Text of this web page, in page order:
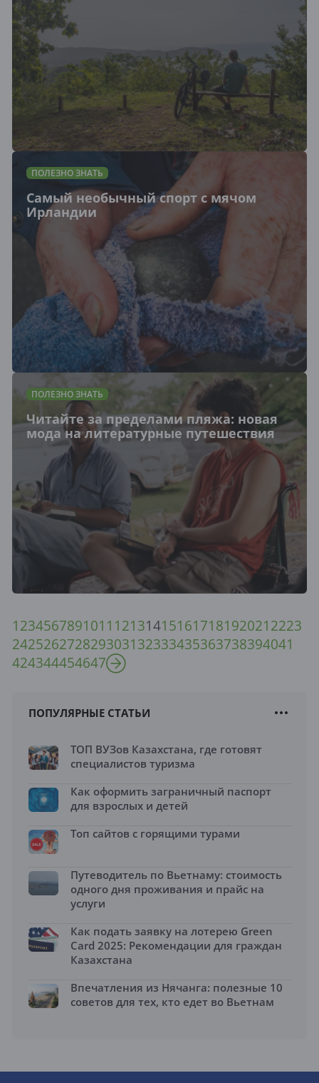
ПОЛЕЗНО ЗНАТЬ
Самый необычный спорт с мячом
Ирландии
ПОЛЕЗНО ЗНАТЬ
Читайте за пределами пляжа: новая
мода на литературные путешествия
1234567891011 121314151617181920212223
242526272829303132333435363738394041
424344454647
ПОПУЛЯРНЫЕ СТАТЬИ
ТОП ВУЗов Казахстана, где готовят
специалистов туризма
Как оформить заграничный паспорт
для взрослых и детей
Топ сайтов с горящими турами
Путеводитель по Вьетнаму: стоимость
одного дня проживания и прайс на
услуги
Как подать заявку на лотерею Green
Card 2025: Рекомендации для граждан
Казахстана
Впечатления из Нячанга: полезные 10
советов для тех, кто едет во Вьетнам